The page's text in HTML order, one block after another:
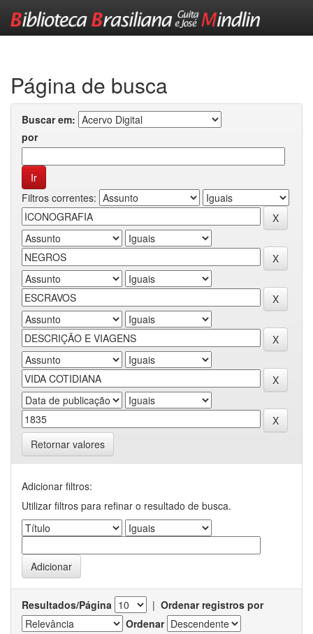
Página de busca
Buscar em:
por
Filtros correntes:
Retornar valores
Adicionar filtros:
Utilizar filtros para refinar o resultado de busca.
Resultados/Página | Ordenar registros por
Ordenar